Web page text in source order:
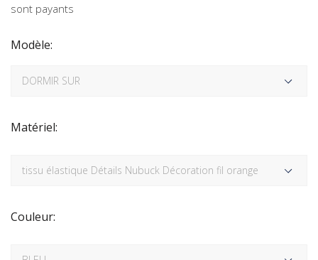
sont payants
Modèle:
Matériel:
Couleur: